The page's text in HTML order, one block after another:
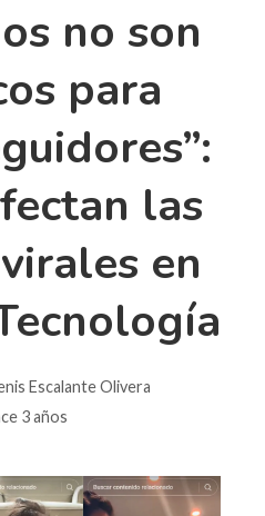
no son
para
las
en
Escalante Olivera
3 años